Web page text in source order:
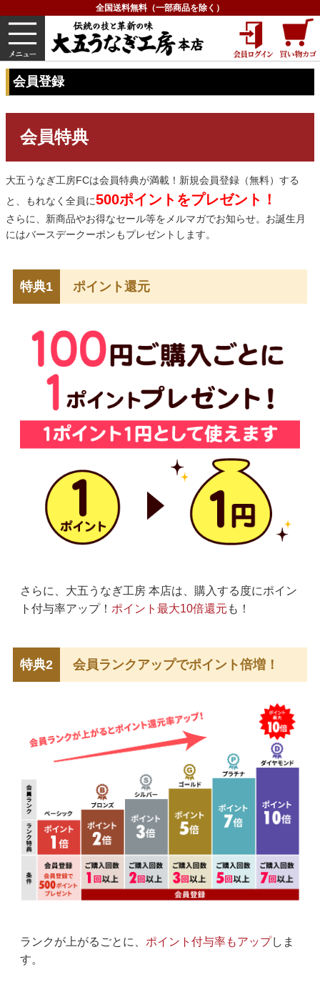
全国送料無料（一部商品を除く）
うなぎ 内祝い
グルメ
HOME
会員登録
会員登録
会員特典
大五うなぎ工房FCは会員特典が満載！新規会員登録（無料）する
と、もれなく全員に500ポイントをプレゼント！
さらに、新商品やお得なセール等をメルマガでお知らせ。お誕生月
にはバースデークーポンもプレゼントします。
特典1 ポイント還元
さらに、大五うなぎ工房 本店は、購入する度にポイン
ト付与率アップ！ ポイント最大10倍還元 も！
特典2 会員ランクアップでポイント倍増！
ランクが上がるごとに、 ポイント付与率もアップしま
す。